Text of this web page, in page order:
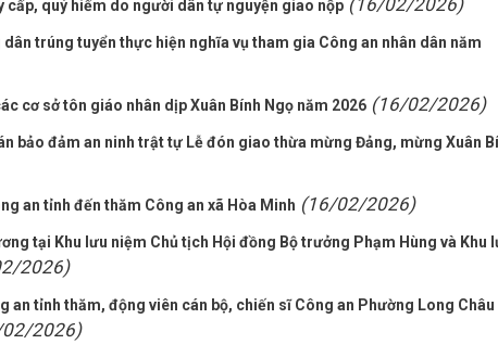
cấp, quý hiếm do người dân tự nguyện giao nộp (16/02/2026)
trúng tuyển thực hiện nghĩa vụ tham gia Công an nhân dân năm
cơ sở tôn giáo nhân dịp Xuân Bính Ngọ năm 2026 (16/02/2026)
bảo đảm an ninh trật tự Lễ đón giao thừa mừng Đảng, mừng Xuân
an tỉnh đến thăm Công an xã Hòa Minh (16/02/2026)
tại Khu lưu niệm Chủ tịch Hội đồng Bộ trưởng Phạm Hùng và Khu
2026)
an tỉnh thăm, động viên cán bộ, chiến sĩ Công an Phường Long Châu
2026)